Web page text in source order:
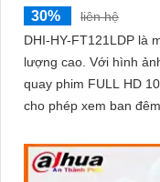
30%
liên hệ
DHI-HY-FT121LDP là
lượng cao. Với hình ảnh sắc nét, camera này có khả năng
quay phim FULL HD
cho phép xem ban